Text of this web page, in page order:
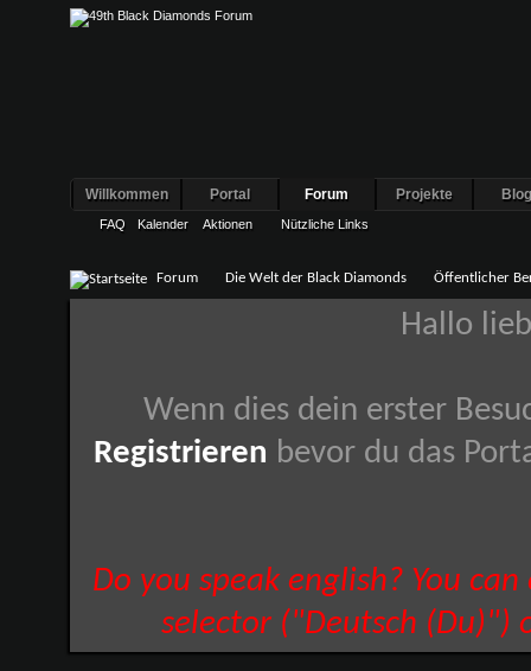
Willkommen Portal Forum
FAQ Kalender Aktionen Nützliche Links
Projekte
Forum Die Welt der Black Diamonds Öffentlicher
Hallo
Wenn dies dein erster
Registrieren bevor du das
Do you speak english? You
selector ("Deutsch (Du)")